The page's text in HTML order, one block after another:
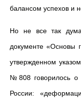
балансом успехов и
Но не все так
документе «Основы
утвержденном
№808 говорилось о
России: